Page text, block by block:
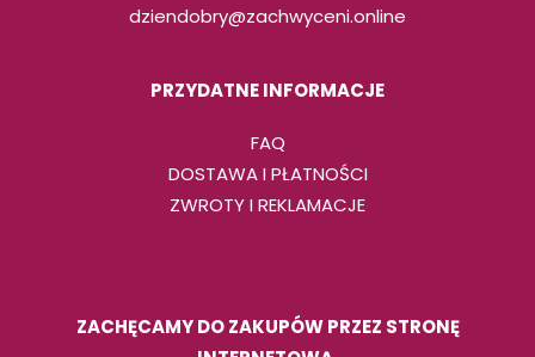
dziendobry@zachwyceni.online
PRZYDATNE INFORMACJE
FAQ
DOSTAWA I PŁATNOŚCI
ZWROTY I REKLAMACJE
ZACHĘCAMY DO ZAKUPÓW PRZEZ STRONĘ